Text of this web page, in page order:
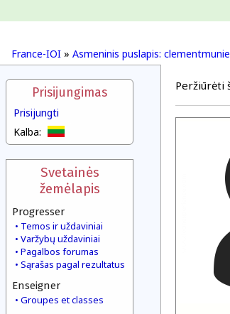
France-IOI » Asmeninis puslapis:
Prisijungimas
Prisijungti
Kalba:
Svetainės
žemėlapis
Progresser
Temos ir uždaviniai
Varžybų uždaviniai
Pagalbos forumas
Sąrašas pagal rezultatus
Enseigner
Groupes et classes
Peržiūrėti